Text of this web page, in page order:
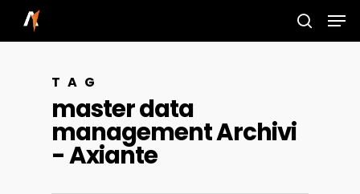
contentTAG
master data
management Archivi
- Axiante